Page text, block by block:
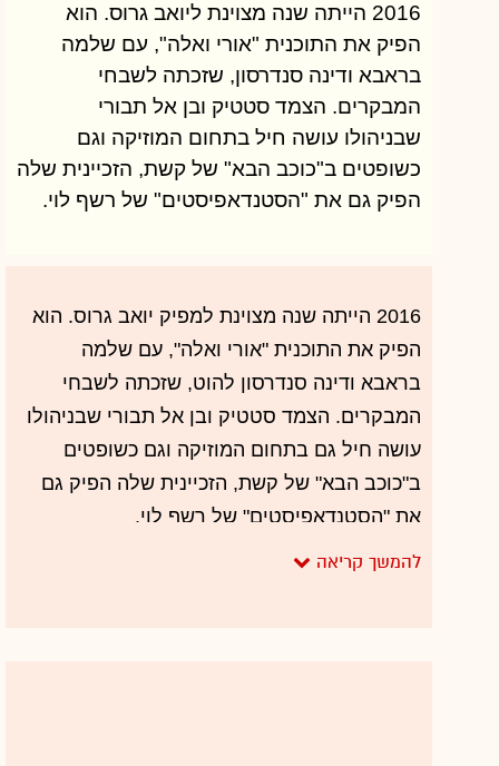
2016 הייתה שנה מצוינת ליואב גרוס. הוא
הפיק את התוכנית "אורי ואלה", עם שלמה
בראבא ודינה סנדרסון, שזכתה לשבחי
המבקרים. הצמד סטטיק ובן אל תבורי
שבניהולו עושה חיל בתחום המוזיקה וגם
כשופטים ב"כוכב הבא" של קשת, הזכיינית שלה
הפיק גם את "הסטנדאפיסטים" של רשף לוי.
2016 הייתה שנה מצוינת למפיק יואב גרוס. הוא
הפיק את התוכנית "אורי ואלה", עם שלמה
בראבא ודינה סנדרסון להוט, שזכתה לשבחי
המבקרים. הצמד סטטיק ובן אל תבורי שבניהולו
עושה חיל גם בתחום המוזיקה וגם כשופטים
ב"כוכב הבא" של קשת, הזכיינית שלה הפיק גם
את "הסטנדאפיסטים" של רשף לוי.
בתחום הילדים גרוס אחראי לסדרה המצליחה